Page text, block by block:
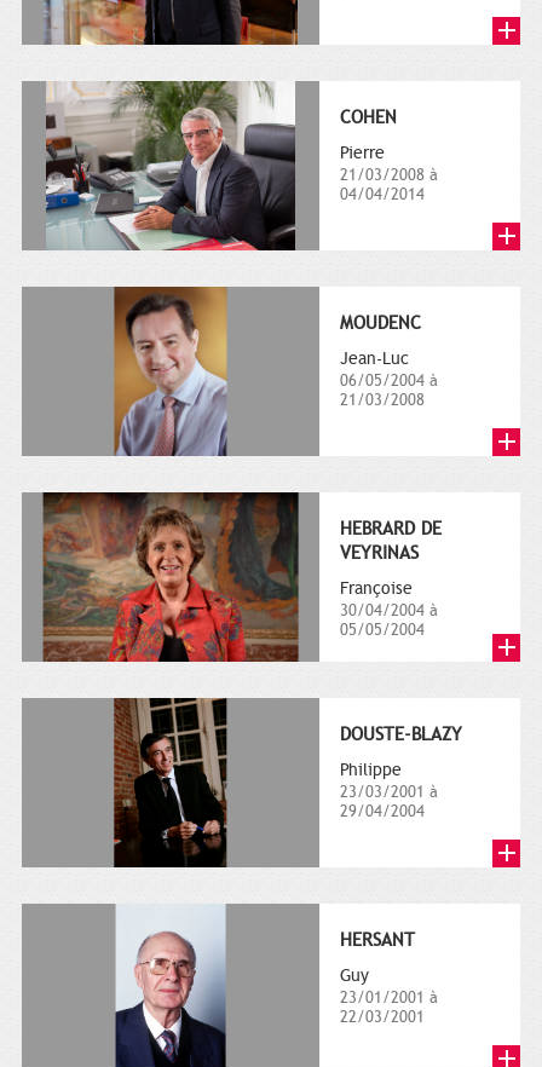
COHEN
Pierre
21/03/2008 à
04/04/2014
MOUDENC
Jean-Luc
06/05/2004 à
21/03/2008
HEBRARD DE
VEYRINAS
Françoise
30/04/2004 à
05/05/2004
DOUSTE-BLAZY
Philippe
23/03/2001 à
29/04/2004
HERSANT
Guy
23/01/2001 à
22/03/2001